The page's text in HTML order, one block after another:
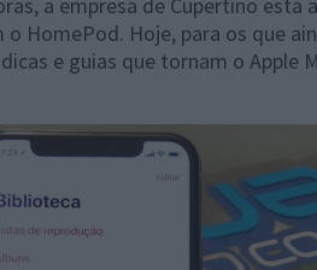
HomePod. Hoje, para os que
e guias que tornam o Apple